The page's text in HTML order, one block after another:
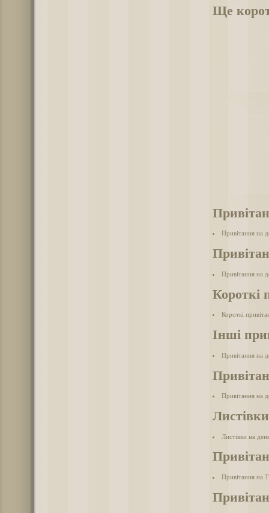
Ще
Привітання на
Привітання на
Короткі
Короткі
Інші
Привітання на
Привітання на
Листівки на
Привітання на